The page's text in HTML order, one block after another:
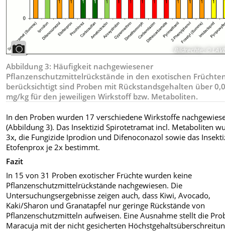
Bildrechte: ©
Abbildung 3: Häufigkeit nachgewiesener
Pflanzenschutzmittelrückstände in den exotischen
berücksichtigt sind Proben mit Rückstandsgehalten über
mg/kg für den jeweiligen Wirkstoff bzw. Metaboliten.
In den Proben wurden 17 verschiedene Wirkstoffe
(Abbildung 3). Das Insektizid Spirotetramat incl. Metaboliten
3x, die Fungizide Iprodion und Difenoconazol sowie das
Etofenprox je 2x bestimmt.
Fazit
In 15 von 31 Proben exotischer Früchte wurden keine
Pflanzenschutzmittelrückstände nachgewiesen. Die
Untersuchungsergebnisse zeigen auch, dass Kiwi, Avocado,
Kaki/Sharon und Granatapfel nur geringe Rückstände von
Pflanzenschutzmitteln aufweisen. Eine Ausnahme stellt die
Maracuja mit der nicht gesicherten